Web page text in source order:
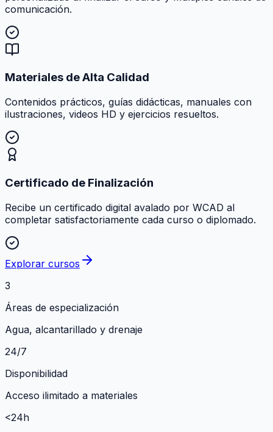
comunicación.
Materiales de Alta Calidad
Contenidos prácticos, guías didácticas, manuales con
ilustraciones, videos HD y ejercicios resueltos.
Certificado de Finalización
Recibe un certificado digital avalado por WCAD al
completar satisfactoriamente cada curso o diplomado.
Explorar cursos
3
Áreas de especialización
Agua, alcantarillado y drenaje
24/7
Disponibilidad
Acceso ilimitado a materiales
<24h